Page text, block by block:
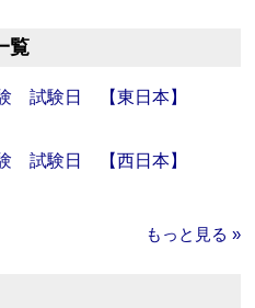
覧
試験日 【東日本】
試験日 【西日本】
もっと見る »